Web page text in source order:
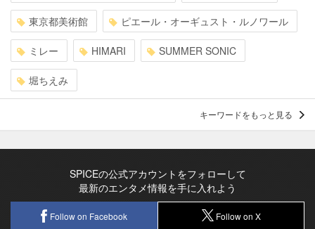
東京都美術館 ピエール・オーギュスト・ルノワール
ミレー HIMARI SUMMER SONIC
堀ちえみ
キーワードをもっと見る
SPICEの公式アカウントをフォローして
最新のエンタメ情報を手に入れよう
Follow on Facebook Follow on X